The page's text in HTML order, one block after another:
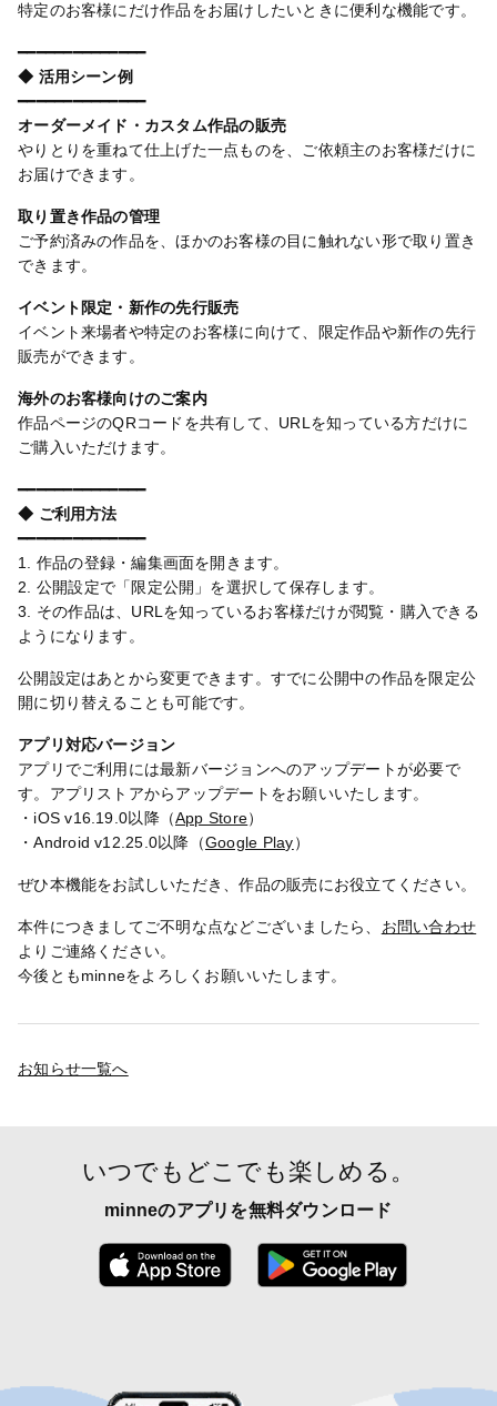
特定のお客様にだけ作品をお届けしたいときに便利な機能です。
━━━━━━━━━━━━━━
◆ 活用シーン例
━━━━━━━━━━━━━━
オーダーメイド・カスタム作品の販売
やりとりを重ねて仕上げた一点ものを、ご依頼主のお客様だけに
お届けできます。
取り置き作品の管理
ご予約済みの作品を、ほかのお客様の目に触れない形で取り置き
できます。
イベント限定・新作の先行販売
イベント来場者や特定のお客様に向けて、限定作品や新作の先行
販売ができます。
海外のお客様向けのご案内
作品ページのQRコードを共有して、URLを知っている方だけに
ご購入いただけます。
━━━━━━━━━━━━━━
◆ ご利用方法
━━━━━━━━━━━━━━
1. 作品の登録・編集画面を開きます。
2. 公開設定で「限定公開」を選択して保存します。
3. その作品は、URLを知っているお客様だけが閲覧・購入できる
ようになります。
公開設定はあとから変更できます。すでに公開中の作品を限定公
開に切り替えることも可能です。
アプリ対応バージョン
アプリでご利用には最新バージョンへのアップデートが必要で
す。アプリストアからアップデートをお願いいたします。
・iOS v16.19.0以降（App Store）
・Android v12.25.0以降（Google Play）
ぜひ本機能をお試しいただき、作品の販売にお役立てください。
本件につきましてご不明な点などございましたら、 お問い合わせ
よりご連絡ください。
今後ともminneをよろしくお願いいたします。
お知らせ一覧へ
いつでもどこでも楽しめる。
minneのアプリを無料ダウンロード
App Store からダウンロード